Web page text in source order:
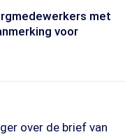
met
voor
over de brief van